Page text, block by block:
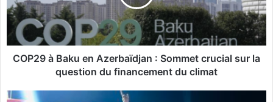
à
B
a
k
A
COP29 à Baku en Azerbaïdjan : Sommet crucial sur la
question du financement du climat
M